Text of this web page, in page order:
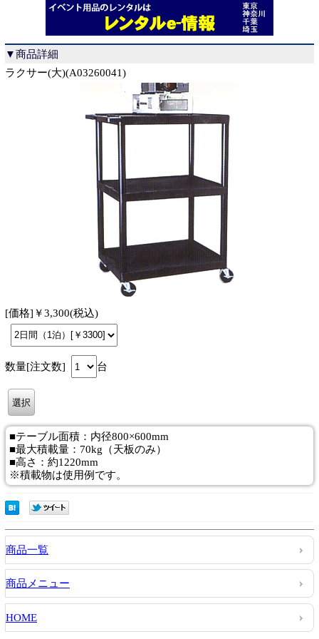
▼商品詳細
ラクサー(大)(A03260041)
[価格]￥3,300(税込)
数量[注文数] 台
■テーブル面積：内径800×600mm
■最大積載量：70kg（天板のみ）
■高さ：約1220mm
※積載物は使用例です。
商品一覧
商品メニュー
HOME